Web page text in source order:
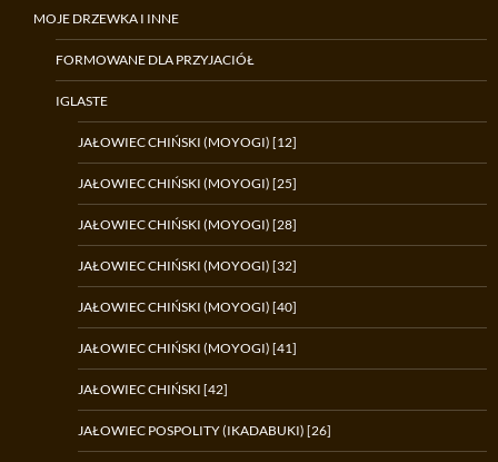
MOJE DRZEWKA I INNE
FORMOWANE DLA PRZYJACIÓŁ
IGLASTE
JAŁOWIEC CHIŃSKI (MOYOGI) [12]
JAŁOWIEC CHIŃSKI (MOYOGI) [25]
JAŁOWIEC CHIŃSKI (MOYOGI) [28]
JAŁOWIEC CHIŃSKI (MOYOGI) [32]
JAŁOWIEC CHIŃSKI (MOYOGI) [40]
JAŁOWIEC CHIŃSKI (MOYOGI) [41]
JAŁOWIEC CHIŃSKI [42]
JAŁOWIEC POSPOLITY (IKADABUKI) [26]